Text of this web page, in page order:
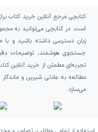
کتابچی مرجع آنلاین خرید کتاب
است. در کتابچی می‌توانید به
زبان دسترسی داشته باشید و با
جستجوی هوشمند، توضیحات
تجربه‌ای مطمئن از خرید آنلاین
مطالعه به عادتی شیرین و
می‌سازد.